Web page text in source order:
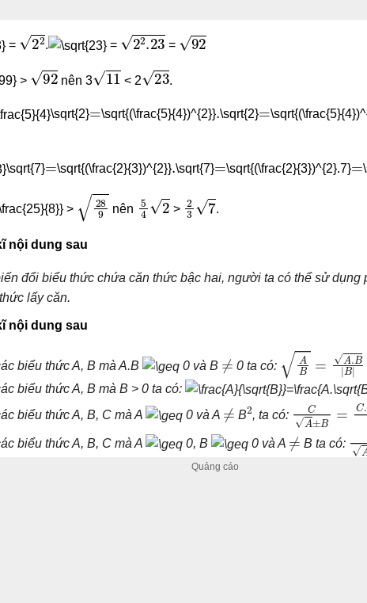
=
2
. =
2.23
=
92
>
92
nên 3
11
< 2
23
\sqrt{2} \sqrt{(\frac{5}{4})^{2}} \sqrt{2}
\sqrt{7} \sqrt{(\frac{2}{3})^{2}} \sqrt{7} \sqrt{(\frac{2}{3})^{2}.7}
>
289
nên
5
>
2
.
nội dung sau
đổi biểu thức chứa căn thức bậc hai, người ta có thể sử dụng
lấy căn.
nội dung sau
biểu thức A, B mà A.B 0 và B 0 ta có:
B=A |B|
biểu thức A, B mà B > 0 ta có:
biểu thức A, B, C mà A
0 và A B
2
, ta có:
A±
∓ B
biểu thức A, B, C mà A 0, B 0 và A B ta có: